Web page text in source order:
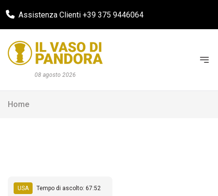
Assistenza Clienti +39 375 9446064
08 agosto 2026
Home
USA Tempo di ascolto: 67:52